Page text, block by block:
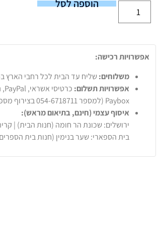
הוספה לסל
אפשרויות רכישה:
משלוחים:שליח עד הבית לכל רחבי הארץ ב-39 ש"ח (עבור חבילות עד 20
אפשרויות תשלום:
Paybox (למספר 054-6718711 בצירוף מספר הזמנה).
איסוף עצמי (חינם, בתיאום מראש):
ירושלים: שכונת הר חומה (חנות הבית) | קרית
בית הספארי: שער בנימין (חנות בית